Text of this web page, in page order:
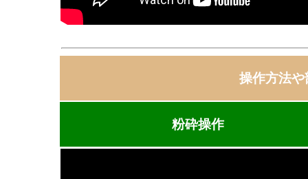
操作方法
粉砕操作